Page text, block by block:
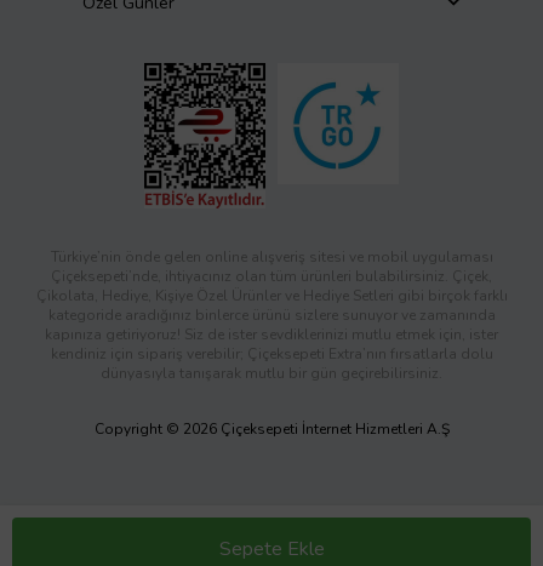
Sepete Ekle
Türkiye’nin önde gelen online alışveriş sitesi ve mobil uygulaması
Çiçeksepeti’nde, ihtiyacınız olan tüm ürünleri bulabilirsiniz. Çiçek,
Çikolata, Hediye, Kişiye Özel Ürünler ve Hediye Setleri gibi birçok farklı
kategoride aradığınız binlerce ürünü sizlere sunuyor ve zamanında
kapınıza getiriyoruz! Siz de ister sevdiklerinizi mutlu etmek için, ister
kendiniz için sipariş verebilir; Çiçeksepeti Extra’nın fırsatlarla dolu
dünyasıyla tanışarak mutlu bir gün geçirebilirsiniz.
Copyright © 2026 Çiçeksepeti İnternet Hizmetleri A.Ş